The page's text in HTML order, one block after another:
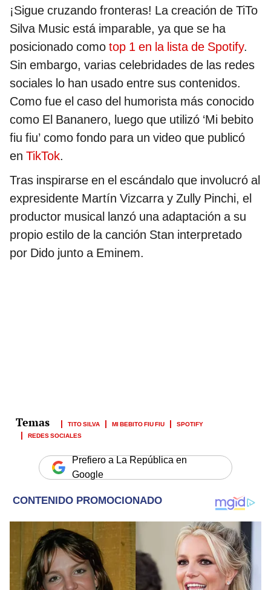
¡Sigue cruzando fronteras! La creación de TiTo
Silva Music está imparable, ya que se ha
posicionado como top 1 en la lista de Spotify.
Sin embargo, varias celebridades de las redes
sociales lo han usado entre sus contenidos.
Como fue el caso del humorista más conocido
como El Bananero, luego que utilizó ‘Mi bebito
fiu fiu’ como fondo para un video que publicó
en TikTok.
Tras inspirarse en el escándalo que involucró al
expresidente Martín Vizcarra y Zully Pinchi, el
productor musical lanzó una adaptación a su
propio estilo de la canción Stan interpretado
por Dido junto a Eminem.
TITO SILVA MI BEBITO FIU FIU
SPOTIFY
REDES SOCIALES
Prefiero a La República en
Google